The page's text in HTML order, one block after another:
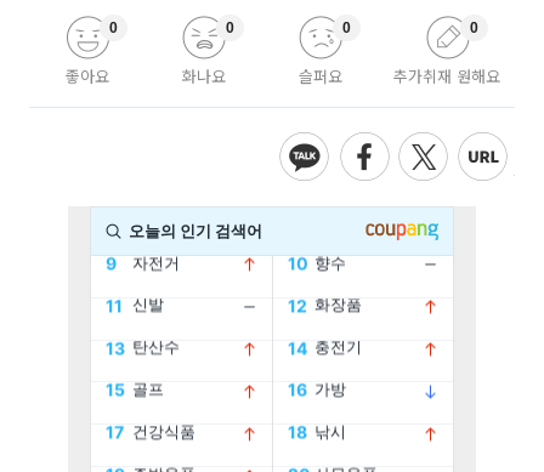
좋아요
0
화나요
0
슬퍼요
0
추가취재 원해요
0